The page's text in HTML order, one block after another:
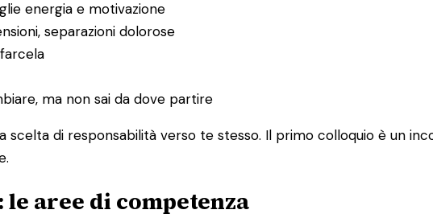
energia e motivazione
separazioni dolorose
ma non sai da dove partire
scelta di responsabilità verso te stesso. Il primo colloquio è un
aree di competenza